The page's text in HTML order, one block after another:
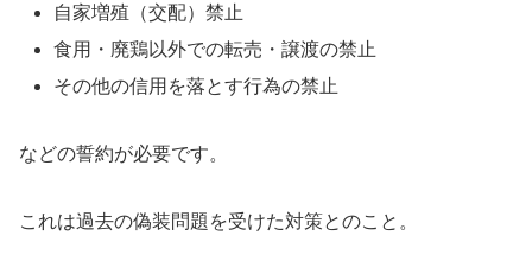
自家増殖（交配）禁止
食用・廃鶏以外での転売・譲渡の禁止
その他の信用を落とす行為の禁止
などの誓約が必要です。
これは過去の偽装問題を受けた対策とのこと。